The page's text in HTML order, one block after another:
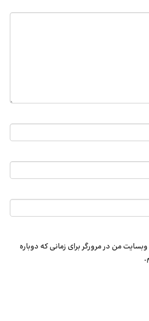
من در مرورگر برای زمانی که دوباره